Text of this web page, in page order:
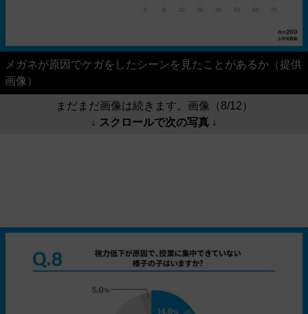
メガネが原因でケガをしたシーンを見たことがあるか（提供
画像）
まだまだ画像は続きます。画像（8/12）
↓ スクロールで次の写真 ↓